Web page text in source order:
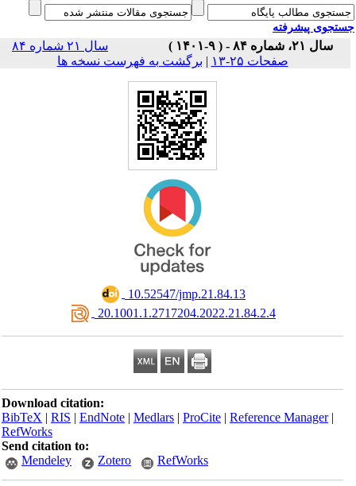
پیشرفته
سال ۲۱، شماره ۸۴ - ( ۹-۱۴۰۱ )
سال ۲۱ شماره ۸۴
صفحات ۲۵-۱۳
|برگشت به فهرست نسخه ها
‎ 10.52547/jmp.21.84.13
‎ 20.1001.1.2717204.2022.21.84.2.4
Download citation:
BibTeX|RIS|EndNote|Medlars|ProCite|Reference Manager
RefWorks
Send citation to:
Mendeley
Zotero RefWorks